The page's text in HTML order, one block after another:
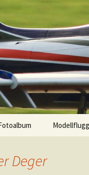
Hohenzollern – Cup
Deger